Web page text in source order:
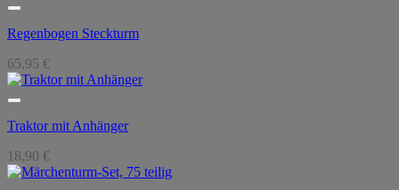
Regenbogen Steckturm
65,95 €
Traktor mit Anhänger
18,90 €